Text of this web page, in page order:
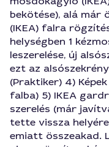
bekötése), alá már
(IKEA) falra
helységben 1
leszerelése, új
ezt az
(Praktiker) 4)
falba) 5) IKEA
szerelés (már
tette vissza
emiatt összeakad.